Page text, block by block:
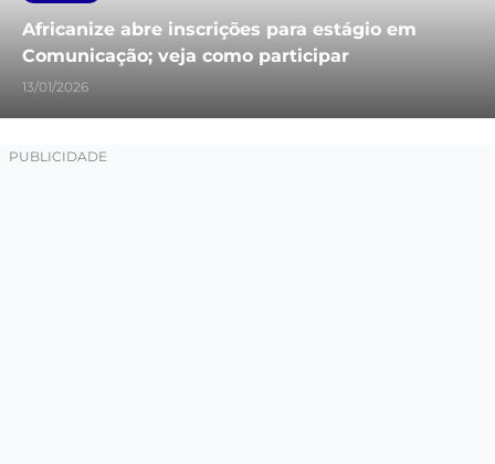
Africanize abre inscrições para estágio em
Comunicação; veja como participar
13/01/2026